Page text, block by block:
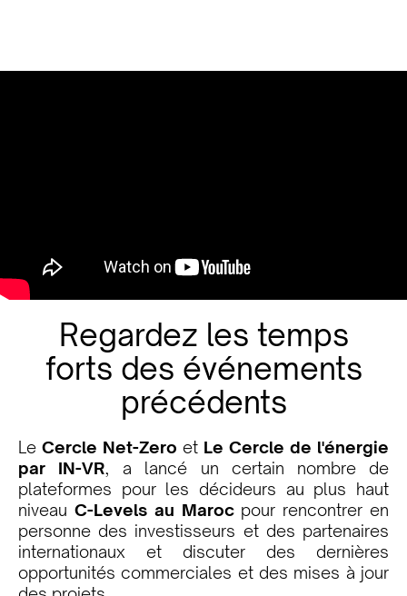
Regardez les temps
forts des événements
précédents
Le Cercle Net-Zero et Le Cercle de l'énergie
par IN-VR, a lancé un certain nombre de
plateformes pour les décideurs au plus haut
niveau C-Levels au Marocpour rencontrer en
personne des investisseurs et des partenaires
internationaux et discuter des dernières
opportunités commerciales et des mises à jour